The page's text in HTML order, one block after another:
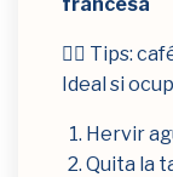
👉🏻 Tips:
Ideal si
Hervir
Quita la